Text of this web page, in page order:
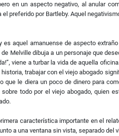
en un aspecto negativo, al anular
preferido por Bartleby. Aquel
es aquel amanuense de aspecto
de Melville dibuja a un personaje que
viene a turbar la vida de aquella
trabajar con el viejo abogado
que le diera un poco de dinero para
sobre todo por el viejo abogado, quien
característica importante en el
a una ventana sin vista, separado del